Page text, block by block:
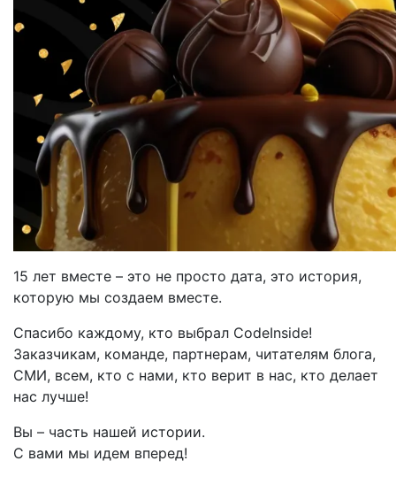
15 лет вместе – это не просто дата, это история,
которую мы создаем вместе.
Спасибо каждому, кто выбрал CodeInside!
Заказчикам, команде, партнерам, читателям блога,
СМИ, всем, кто с нами, кто верит в нас, кто делает
нас лучше!
Вы – часть нашей истории.
С вами мы идем вперед!